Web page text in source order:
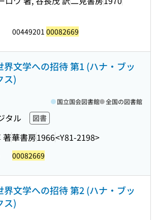
00449201 00082669
界文学への招待 第1 (ハナ・ブッ
ス)
タル 図書
著華書房1966<Y81-2198>
国立国会図書館 全国の図書館
00082669
界文学への招待 第2 (ハナ・ブッ
ス)